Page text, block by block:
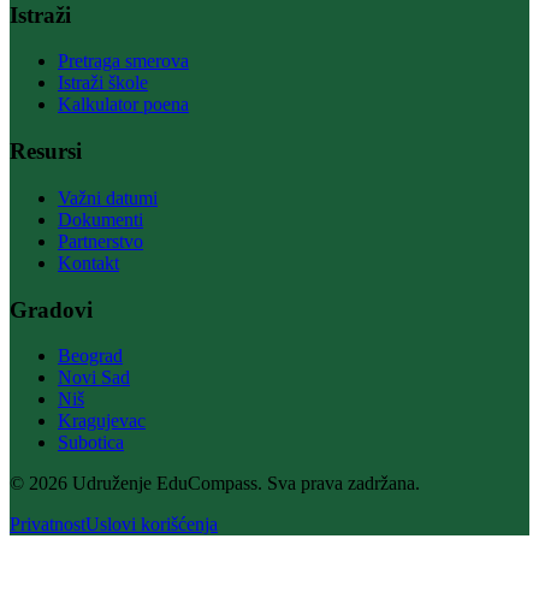
Istraži
Pretraga smerova
Istraži škole
Kalkulator poena
Resursi
Važni datumi
Dokumenti
Partnerstvo
Kontakt
Gradovi
Beograd
Novi Sad
Niš
Kragujevac
Subotica
© 2026 Udruženje EduCompass. Sva prava zadržana.
PrivatnostUslovi korišćenja